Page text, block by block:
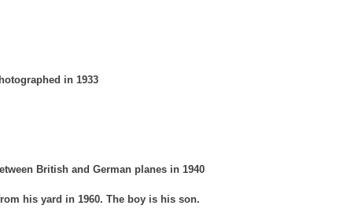
in 1933
British and German planes in 1940
his yard in 1960. The boy is his son.